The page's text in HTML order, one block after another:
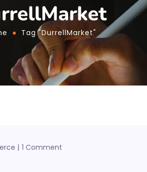
Tag "DurrellMarket"
1 Comment